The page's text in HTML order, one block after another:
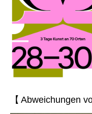
【 Abweichungen